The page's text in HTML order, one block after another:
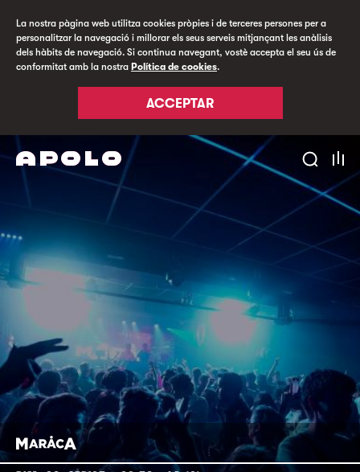
La nostra pàgina web utilitza cookies pròpies i de terceres persones per a
personalitzar la navegació i millorar els seus serveis mitjançant les anàlisis
dels hàbits de navegació. Si continua navegant, vostè accepta el seu ús de
conformitat amb la nostra Política de cookies.
ACCEPTAR